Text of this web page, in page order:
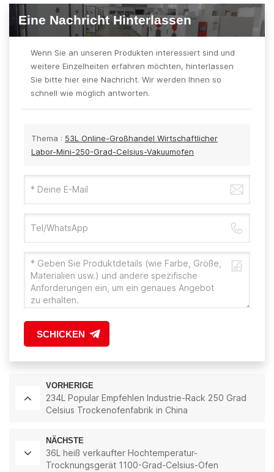
Eine Nachricht Hinterlassen
Wenn Sie an unseren Produkten interessiert sind und
weitere Einzelheiten erfahren möchten, hinterlassen
Sie bitte hier eine Nachricht. Wir werden Ihnen so
schnell wie möglich antworten.
Thema : 53L Online-Großhandel Wirtschaftlicher
Labor-Mini-250-Grad-Celsius-Vakuumofen
SCHICKEN
VORHERIGE
234L Popular Empfehlen Industrie-Rack 250 Grad
Celsius Trockenofenfabrik in China
NÄCHSTE
36L heiß verkaufter Hochtemperatur-
Trocknungsgerät 1100-Grad-Celsius-Ofen